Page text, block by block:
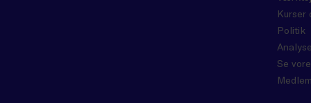
Kurser
Politik
Se